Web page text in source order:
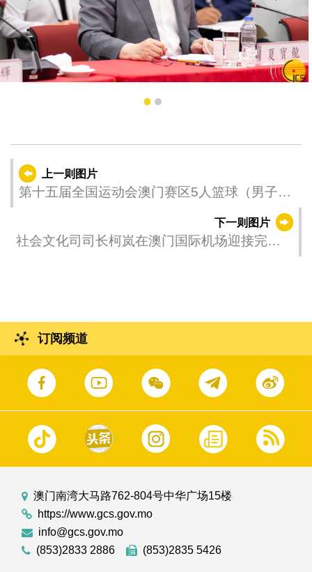
夏宝龙主任与澳门多个爱国爱澳社团的代表座谈交流。
1 2
上一则图片
第十五届全国运动会澳门赛区5人篮球（男子18
下一则图片
社会文化司司长柯岚在澳门国际机场迎接完成
订阅频道
澳门南湾大马路762-804号中华广场15楼
https://www.gcs.gov.mo
info@gcs.gov.mo
(853)2833 2886
(853)2835 5426